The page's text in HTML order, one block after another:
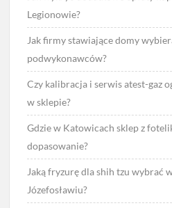
Legionowie?
Jak firmy stawiające domy
podwykonawców?
Czy kalibracja i serwis atest-gaz
w sklepie?
Gdzie w Katowicach sklep z
dopasowanie?
Jaką fryzurę dla shih tzu wybrać
Józefosławiu?